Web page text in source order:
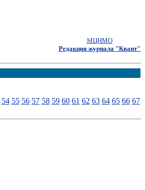
МЦНМО
Редакция журнала "Квант"
54 55 56 57 58 59 60 61 62 63 64 65 66 67